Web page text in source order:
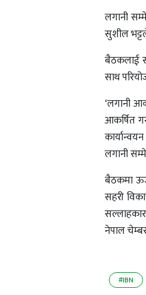
लगानी
सुशील
बैठकलाई
साथ
‘लगानी
आकर्षित
लगानी
बैठकमा
सहरी
नेपाल
#IBN